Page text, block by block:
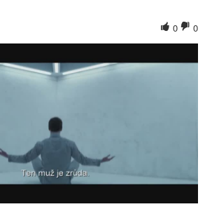
0
0